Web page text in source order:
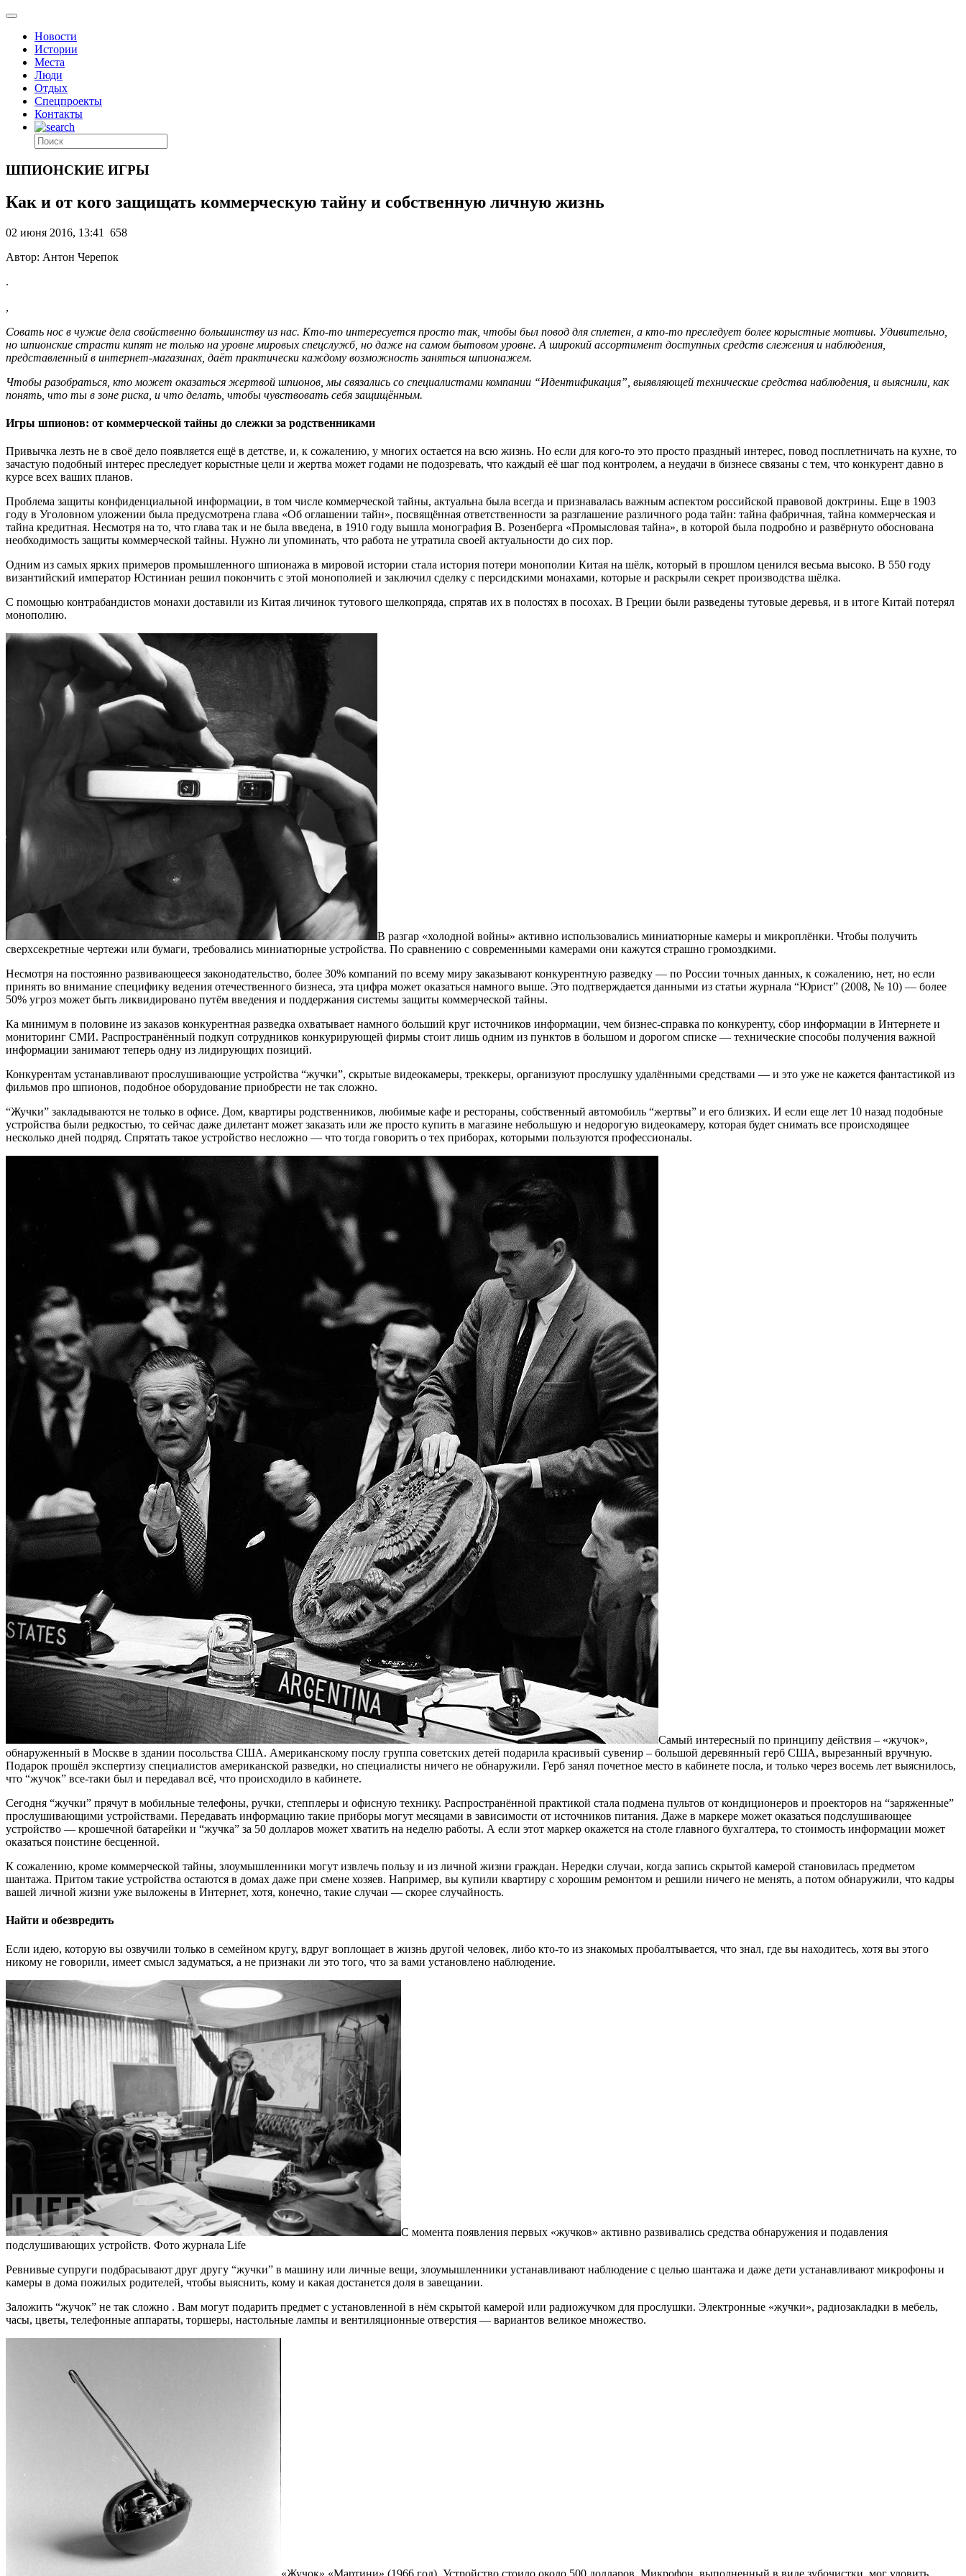
Новости
Истории
Места
Люди
Отдых
Спецпроекты
Контакты
ШПИОНСКИЕ ИГРЫ
Как и от кого защищать коммерческую тайну и собственную личную жизнь
02 июня 2016, 13:41
658
Автор: Антон Черепок
.
,
Совать нос в чужие дела свойственно большинству из нас. Кто-то интересуется просто так, чтобы был повод для сплетен, а кто-то преследует более корыстные мотивы. Удивительно,
но шпионские страсти кипят не только на уровне мировых спецслужб, но даже на самом бытовом уровне. А широкий ассортимент доступных средств слежения и наблюдения,
представленный в интернет-магазинах, даёт практически каждому возможность заняться шпионажем.
Чтобы разобраться, кто может оказаться жертвой шпионов, мы связались со специалистами компании “Идентификация”, выявляющей технические средства наблюдения, и выяснили, как
понять, что ты в зоне риска, и что делать, чтобы чувствовать себя защищённым.
Игры шпионов: от коммерческой тайны до слежки за родственниками
Привычка лезть не в своё дело появляется ещё в детстве, и, к сожалению, у многих остается на всю жизнь. Но если для кого-то это просто праздный интерес, повод посплетничать на кухне, то
зачастую подобный интерес преследует корыстные цели и жертва может годами не подозревать, что каждый её шаг под контролем, а неудачи в бизнесе связаны с тем, что конкурент давно в
курсе всех ваших планов.
Проблема защиты конфиденциальной информации, в том числе коммерческой тайны, актуальна была всегда и признавалась важным аспектом российской правовой доктрины. Еще в 1903
году в Уголовном уложении была предусмотрена глава «Об оглашении тайн», посвящённая ответственности за разглашение различного рода тайн: тайна фабричная, тайна коммерческая и
тайна кредитная. Несмотря на то, что глава так и не была введена, в 1910 году вышла монография В. Розенберга «Промысловая тайна», в которой была подробно и развёрнуто обоснована
необходимость защиты коммерческой тайны. Нужно ли упоминать, что работа не утратила своей актуальности до сих пор.
Одним из самых ярких примеров промышленного шпионажа в мировой истории стала история потери монополии Китая на шёлк, который в прошлом ценился весьма высоко. В 550 году
византийский император Юстиниан решил покончить с этой монополией и заключил сделку с персидскими монахами, которые и раскрыли секрет производства шёлка.
С помощью контрабандистов монахи доставили из Китая личинок тутового шелкопряда, спрятав их в полостях в посохах. В Греции были разведены тутовые деревья, и в итоге Китай потерял
монополию.
В разгар «холодной войны» активно использовались миниатюрные камеры и микроплёнки. Чтобы получить
сверхсекретные чертежи или бумаги, требовались миниатюрные устройства. По сравнению с современными камерами они кажутся страшно громоздкими.
Несмотря на постоянно развивающееся законодательство, более 30% компаний по всему миру заказывают конкурентную разведку — по России точных данных, к сожалению, нет, но если
принять во внимание специфику ведения отечественного бизнеса, эта цифра может оказаться намного выше. Это подтверждается данными из статьи журнала “Юрист” (2008, № 10) — более
50% угроз может быть ликвидировано путём введения и поддержания системы защиты коммерческой тайны.
Ка минимум в половине из заказов конкурентная разведка охватывает намного больший круг источников информации, чем бизнес-справка по конкуренту, сбор информации в Интернете и
мониторинг СМИ. Распространённый подкуп сотрудников конкурирующей фирмы стоит лишь одним из пунктов в большом и дорогом списке — технические способы получения важной
информации занимают теперь одну из лидирующих позиций.
Конкурентам устанавливают прослушивающие устройства “жучки”, скрытые видеокамеры, треккеры, организуют прослушку удалёнными средствами — и это уже не кажется фантастикой из
фильмов про шпионов, подобное оборудование приобрести не так сложно.
“Жучки” закладываются не только в офисе. Дом, квартиры родственников, любимые кафе и рестораны, собственный автомобиль “жертвы” и его близких. И если еще лет 10 назад подобные
устройства были редкостью, то сейчас даже дилетант может заказать или же просто купить в магазине небольшую и недорогую видеокамеру, которая будет снимать все происходящее
несколько дней подряд. Спрятать такое устройство несложно — что тогда говорить о тех приборах, которыми пользуются профессионалы.
Самый интересный по принципу действия – «жучок»,
обнаруженный в Москве в здании посольства США. Американскому послу группа советских детей подарила красивый сувенир – большой деревянный герб США, вырезанный вручную.
Подарок прошёл экспертизу специалистов американской разведки, но специалисты ничего не обнаружили. Герб занял почетное место в кабинете посла, и только через восемь лет выяснилось,
что “жучок” все-таки был и передавал всё, что происходило в кабинете.
Сегодня “жучки” прячут в мобильные телефоны, ручки, степплеры и офисную технику. Распространённой практикой стала подмена пультов от кондиционеров и проекторов на “заряженные”
прослушивающими устройствами. Передавать информацию такие приборы могут месяцами в зависимости от источников питания. Даже в маркере может оказаться подслушивающее
устройство — крошечной батарейки и “жучка” за 50 долларов может хватить на неделю работы. А если этот маркер окажется на столе главного бухгалтера, то стоимость информации может
оказаться поистине бесценной.
К сожалению, кроме коммерческой тайны, злоумышленники могут извлечь пользу и из личной жизни граждан. Нередки случаи, когда запись скрытой камерой становилась предметом
шантажа. Притом такие устройства остаются в домах даже при смене хозяев. Например, вы купили квартиру с хорошим ремонтом и решили ничего не менять, а потом обнаружили, что кадры
вашей личной жизни уже выложены в Интернет, хотя, конечно, такие случаи — скорее случайность.
Найти и обезвредить
Если идею, которую вы озвучили только в семейном кругу, вдруг воплощает в жизнь другой человек, либо кто-то из знакомых пробалтывается, что знал, где вы находитесь, хотя вы этого
никому не говорили, имеет смысл задуматься, а не признаки ли это того, что за вами установлено наблюдение.
С момента появления первых «жучков» активно развивались средства обнаружения и подавления
подслушивающих устройств. Фото журнала Life
Ревнивые супруги подбрасывают друг другу “жучки” в машину или личные вещи, злоумышленники устанавливают наблюдение с целью шантажа и даже дети устанавливают микрофоны и
камеры в дома пожилых родителей, чтобы выяснить, кому и какая достанется доля в завещании.
Заложить “жучок” не так сложно . Вам могут подарить предмет с установленной в нём скрытой камерой или радиожучком для прослушки. Электронные «жучки», радиозакладки в мебель,
часы, цветы, телефонные аппараты, торшеры, настольные лампы и вентиляционные отверстия — вариантов великое множество.
«Жучок» «Мартини» (1966 год). Устройство стоило около 500 долларов. Микрофон, выполненный в виде зубочистки, мог уловить